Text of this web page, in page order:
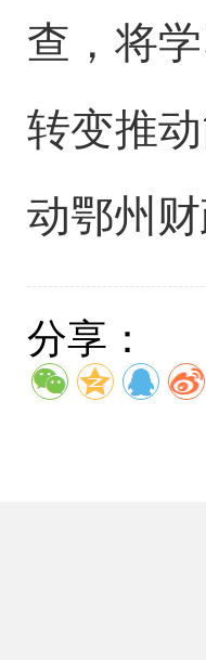
查，将
转变推
动鄂州
分享：